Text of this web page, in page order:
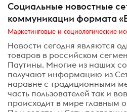
Социальные новостные
коммуникации формата
Маркетинговые и социологические
Новости сегодня являются
товаров в российском
Паутины. Многие из наших
получают информацию из
наравне с традиционными
часть пользователей так и
происходит в мире главным